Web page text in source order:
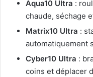
Aqua10 Ultra :
chaude, séchage
Matrix10 Ultra :
automatiquement
Cyber10 Ultra :
coins et déplacer